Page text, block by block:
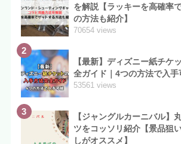
を解説【ラッキーを高確率
の方法も紹介】
70654 views
2
【最新】ディズニー紙チケ
全ガイド｜4つの方法で入手
53561 views
3
【ジャングルカーニバル】
ツをコッソリ紹介【景品狙
しがオススメ】